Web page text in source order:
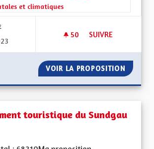
et climatiques
50 50 ABONNÉS
SUIVRE
VOIR LA PROPOSITION
touristique du Sundgau